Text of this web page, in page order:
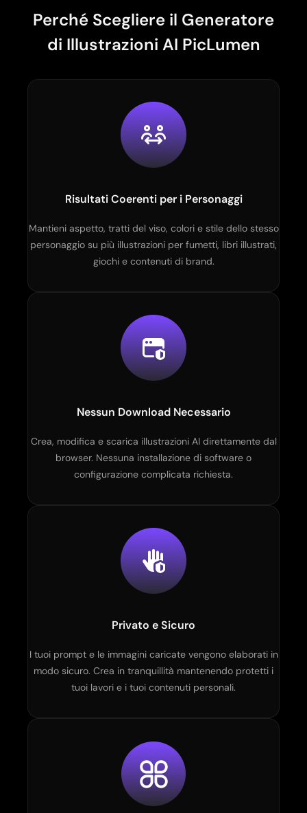
Perché Scegliere il Generatore
di Illustrazioni AI PicLumen
Risultati Coerenti per i Personaggi
Mantieni aspetto, tratti del viso, colori e stile dello stesso
personaggio su più illustrazioni per fumetti, libri illustrati,
giochi e contenuti di brand.
Nessun Download Necessario
Crea, modifica e scarica illustrazioni AI direttamente dal
browser. Nessuna installazione di software o
configurazione complicata richiesta.
Privato e Sicuro
I tuoi prompt e le immagini caricate vengono elaborati in
modo sicuro. Crea in tranquillità mantenendo protetti i
tuoi lavori e i tuoi contenuti personali.